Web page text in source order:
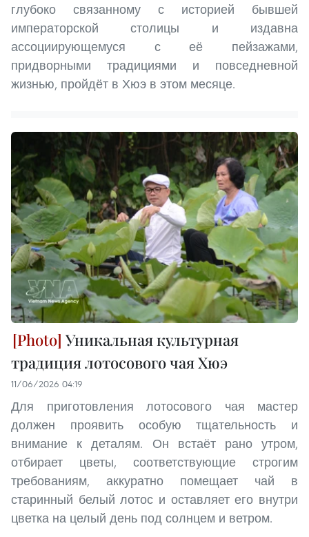
глубоко связанному с историей бывшей
императорской столицы и издавна
ассоциирующемуся с её пейзажами,
придворными традициями и повседневной
жизнью, пройдёт в Хюэ в этом месяце.
Уникальная культурная
традиция лотосового чая Хюэ
11/06/2026 04:19
Для приготовления лотосового чая мастер
должен проявить особую тщательность и
внимание к деталям. Он встаёт рано утром,
отбирает цветы, соответствующие строгим
требованиям, аккуратно помещает чай в
старинный белый лотос и оставляет его внутри
цветка на целый день под солнцем и ветром.